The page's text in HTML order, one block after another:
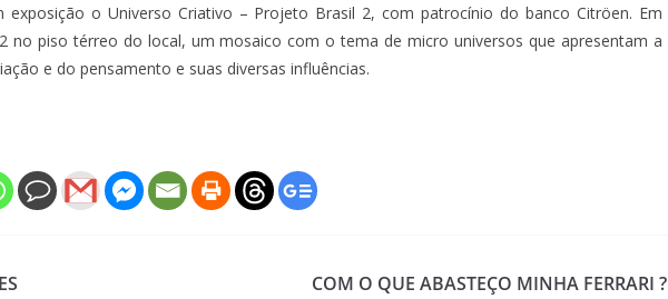
exposição o Universo Criativo – Projeto Brasil 2, com patrocínio do banco Citröen. Em
no piso térreo do local, um mosaico com o tema de micro universos que apresentam a
e do pensamento e suas diversas influências.
COM O QUE ABASTEÇO MINHA FERRARI ?